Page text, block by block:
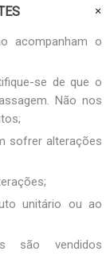
acompanham o
se de que o
Não nos
sofrer alterações
unitário ou ao
são vendidos